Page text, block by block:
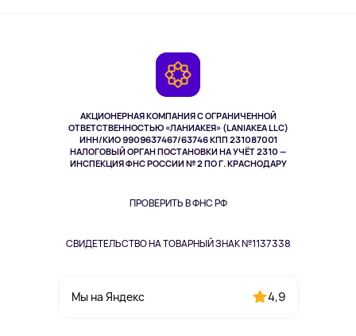
АКЦИОНЕРНАЯ КОМПАНИЯ С ОГРАНИЧЕННОЙ
ОТВЕТСТВЕННОСТЬЮ «ЛАНИАКЕЯ» (LANIAKEA LLC)
ИНН/КИО 9909637467/63746 КПП 231087001
НАЛОГОВЫЙ ОРГАН ПОСТАНОВКИ НА УЧЁТ 2310 —
ИНСПЕКЦИЯ ФНС РОССИИ № 2 ПО Г. КРАСНОДАРУ
ПРОВЕРИТЬ В ФНС РФ
СВИДЕТЕЛЬСТВО НА ТОВАРНЫЙ ЗНАК №1137338
Мы на Яндекс 4,9
Здоровье питомцев
Одежда и аксессуары